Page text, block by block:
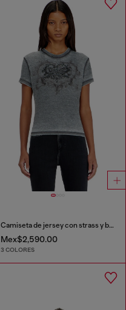
Camiseta de jersey con strass y burnout effect
Mex$2,590.00
3 COLORES